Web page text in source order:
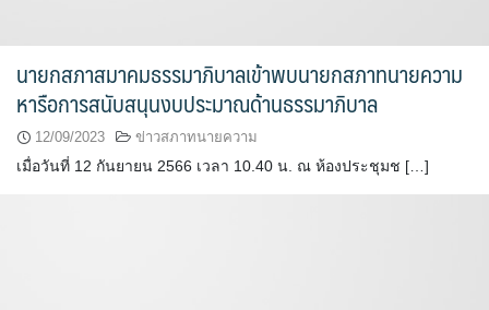
นายกสภาสมาคมธรรมาภิบาลเข้าพบนายกสภาทนายความ
หารือการสนับสนุนงบประมาณด้านธรรมาภิบาล
12/09/2023 ข่าวสภาทนายความ
เมื่อวันที่ 12 กันยายน 2566 เวลา 10.40 น. ณ ห้องประชุมช […]